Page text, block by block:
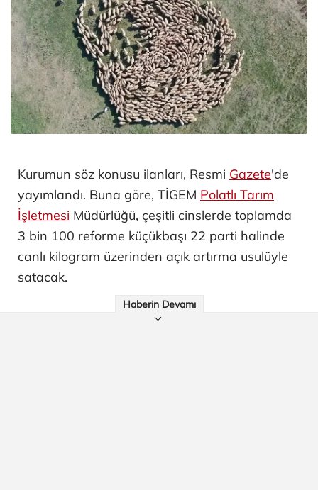
Kurumun söz konusu ilanları, Resmi Gazete'de
yayımlandı. Buna göre, TİGEM Polatlı Tarım
İşletmesi Müdürlüğü, çeşitli cinslerde toplamda
3 bin 100 reforme küçükbaşı 22 parti halinde
canlı kilogram üzerinden açık artırma usulüyle
satacak.
Haberin Devamı